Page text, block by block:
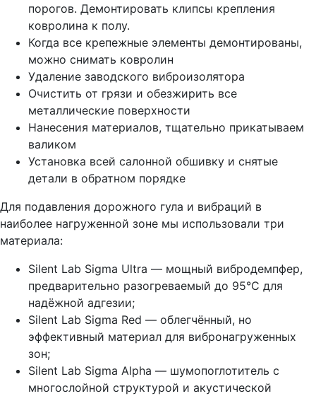
порогов. Демонтировать клипсы крепления
ковролина к полу.
Когда все крепежные элементы демонтированы,
можно снимать ковролин
Удаление заводского виброизолятора
Очистить от грязи и обезжирить все
металлические поверхности
Нанесения материалов, тщательно прикатываем
валиком
Установка всей салонной обшивку и снятые
детали в обратном порядке
Для подавления дорожного гула и вибраций в
наиболее нагруженной зоне мы использовали три
материала:
Silent Lab Sigma Ultra — мощный вибродемпфер,
предварительно разогреваемый до 95°C для
надёжной адгезии;
Silent Lab Sigma Red — облегчённый, но
эффективный материал для вибронагруженных
зон;
Silent Lab Sigma Alpha — шумопоглотитель с
многослойной структурой и акустической